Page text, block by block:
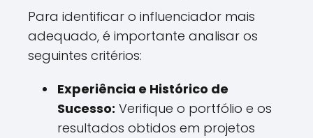
Para identificar o influenciador mais
adequado, é importante analisar os
seguintes critérios:
Experiência e Histórico de
Sucesso: Verifique o portfólio e os
resultados obtidos em projetos